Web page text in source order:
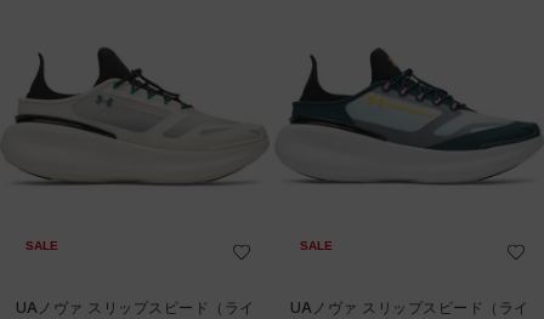
SALE
UAノヴァ スリップスピード（ライ
SALE
UAノヴァ スリップスピード（ライ